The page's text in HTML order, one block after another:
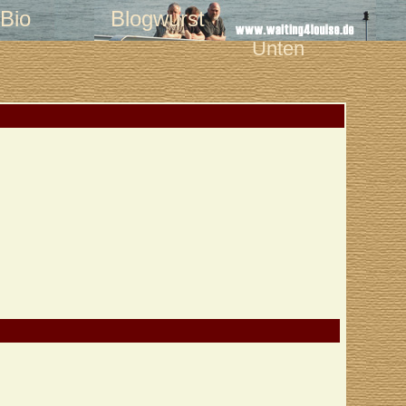
Bio Blogwurst
Unten